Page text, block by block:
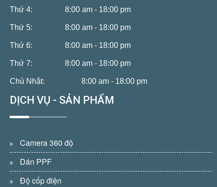
Thứ 4: 8:00 am - 18:00 pm
Thứ 5: 8:00 am - 18:00 pm
Thứ 6: 8:00 am - 18:00 pm
Thứ 7: 8:00 am - 18:00 pm
Chủ Nhật: 8:00 am - 18:00 pm
DỊCH VỤ - SẢN PHẨM
Camera 360 độ
Dán PPF
Độ cốp điện